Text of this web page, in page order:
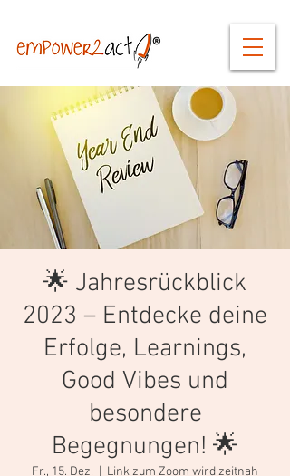
🌟 Jahresrückblick
2023 – Entdecke deine
Erfolge, Learnings,
Good Vibes und
besondere
Begegnungen! 🌟
Fr., 15. Dez.
Link zum Zoom wird zeitnah